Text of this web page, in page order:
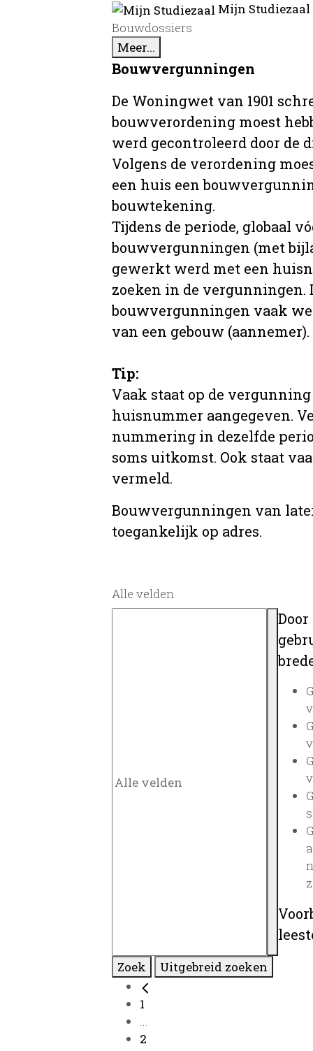
Mijn
Bouwdossiers
Meer...
Bouwvergunningen
De Woningwet van 1901
bouwverordening moest
werd gecontroleerd door de
Volgens de verordening
een huis een
bouwtekening.
Tijdens de periode, globaal
bouwvergunningen (met
gewerkt werd met een
zoeken in de vergunningen.
bouwvergunningen vaak
van een gebouw (aannemer).
Tip:
Vaak staat op de
huisnummer aangegeven.
nummering in dezelfde
soms uitkomst. Ook staat
vermeld.
Bouwvergunningen van
toegankelijk op adres.
Alle velden
Zoek Uitgebreid zoeken
1
...
2